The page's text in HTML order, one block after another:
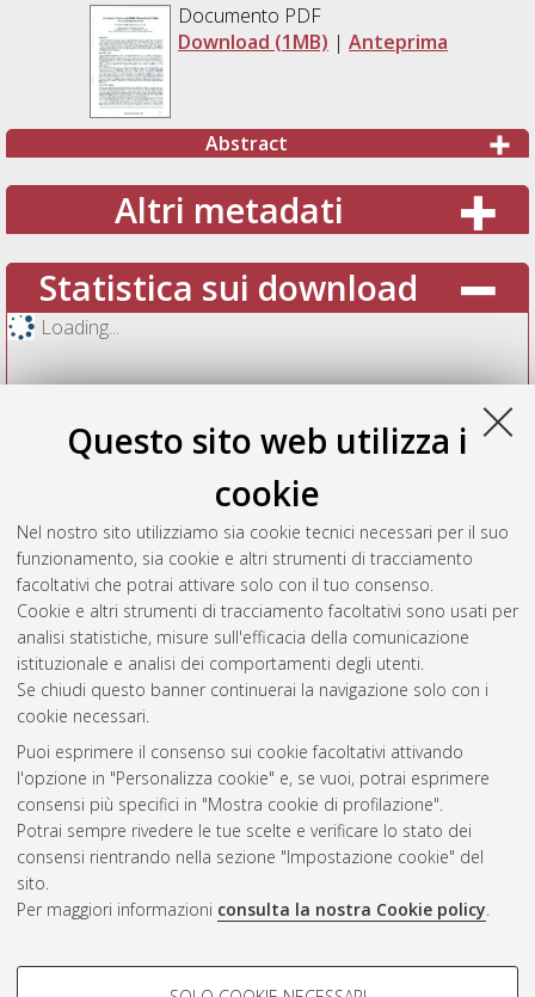
Questo sito web utilizza i
cookie
Nel nostro sito utilizziamo sia cookie tecnici necessari per il suo
funzionamento, sia cookie e altri strumenti di tracciamento
facoltativi che potrai attivare solo con il tuo consenso.
Cookie e altri strumenti di tracciamento facoltativi sono usati per
analisi statistiche, misure sull'efficacia della comunicazione
istituzionale e analisi dei comportamenti degli utenti.
Se chiudi questo banner continuerai la navigazione solo con i
cookie necessari.
Puoi esprimere il consenso sui cookie facoltativi attivando
l'opzione in "Personalizza cookie" e, se vuoi, potrai esprimere
consensi più specifici in "Mostra cookie di profilazione".
Potrai sempre rivedere le tue scelte e verificare lo stato dei
consensi rientrando nella sezione "Impostazione cookie" del
sito.
Per maggiori informazioni consulta la nostra Cookie policy.
COOKIE DI PROFILAZIONE -
Documento PDF
Download (1MB) | Anteprima
Abstract
Altri metadati
Statistica sui download
Loading...
Vedi altre statistiche
Gestione del documento:
Atom
Rss
2.0
AMS Acta
ISSN: 2038-7954
re3data.org -
doi.org/10.17616/R3P19R
Servizio implementato e
Impostazioni Cookie